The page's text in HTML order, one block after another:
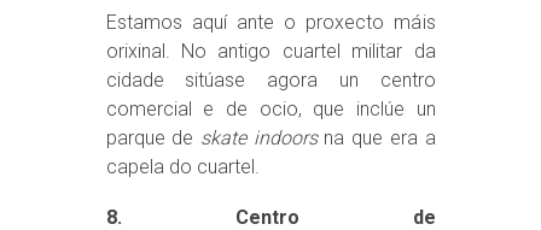
Estamos aquí ante o proxecto máis
orixinal. No antigo cuartel militar da
cidade sitúase agora un centro
comercial e de ocio, que inclúe un
parque de skate indoorsna que era a
capela do cuartel.
8. Centro de